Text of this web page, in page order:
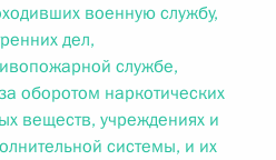
военную службу,
дел,
службе,
оборотом наркотических
веществ, учреждениях и
системы, и их